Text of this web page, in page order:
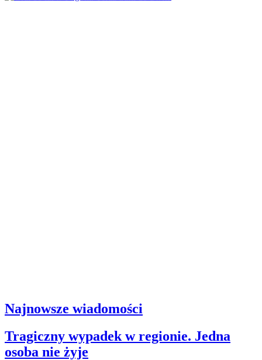
Najnowsze wiadomości
Tragiczny wypadek w regionie. Jedna
osoba nie żyje